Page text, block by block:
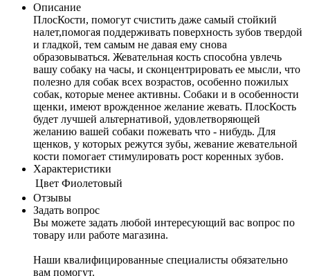
Описание
ПлосКости, помогут счистить даже самый стойкий
налет,помогая поддерживать поверхность зубов твердой
и гладкой, тем самым не давая ему снова
образовываться. Жевательная кость способна увлечь
вашу собаку на часы, и сконцентрировать ее мысли, что
полезно для собак всех возрастов, особенно пожилых
собак, которые менее активны. Собаки и в особенности
щенки, имеют врожденное желание жевать. ПлосКость
будет лучшей альтернативой, удовлетворяющей
желанию вашей собаки пожевать что - нибудь. Для
щенков, у которых режутся зубы, жевание жевательной
кости помогает стимулировать рост коренных зубов.
Характеристики
Цвет Фиолетовый
Отзывы
Задать вопрос
Вы можете задать любой интересующий вас вопрос по
товару или работе магазина.
Наши квалифицированные специалисты обязательно
вам помогут.